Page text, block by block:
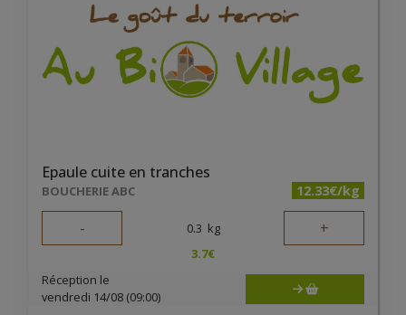
Epaule cuite en tranches
BOUCHERIE ABC 12.33€/kg
- 0.3 kg +
3.7€
Réception le
vendredi 14/08 (09:00)